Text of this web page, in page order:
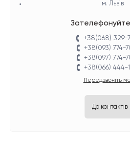
м. Львів
+38(068) 329-
+38(093) 774-
+38(097) 774-
+38(066) 444-
Передзвоніть
До контактів